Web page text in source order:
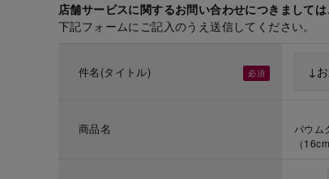
店舗サービスに関するお問い合わせにつきまして
下記フォームにご記入のうえ送信してください。
件名(タイトル)
商品名
バウム
（16cm